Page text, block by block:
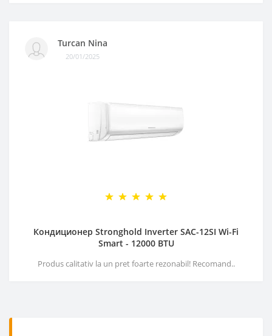
Turcan Nina
20/01/2025
Кондиционер Stronghold Inverter SAC-12SI Wi-Fi
Smart - 12000 BTU
Produs calitativ la un pret foarte rezonabil! Recomand..